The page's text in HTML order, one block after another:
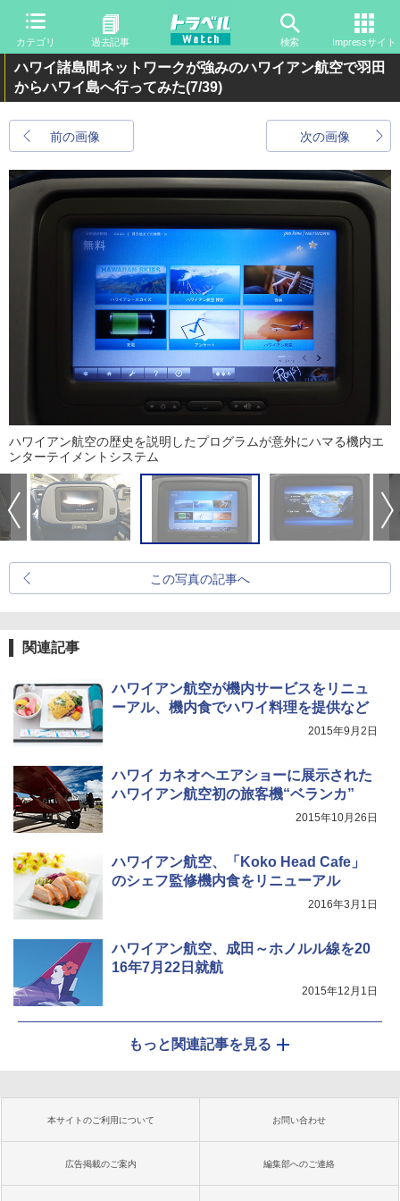
カテゴリ 過去記事 検索 Impressサイト
ハワイ諸島間ネットワークが強みのハワイアン航空で羽田
からハワイ島へ行ってみた(7/39)
前の画像 次の画像
ハワイアン航空の歴史を説明したプログラムが意外にハマる機内エ
ンターテイメントシステム
この写真の記事へ
関連記事
ハワイアン航空が機内サービスをリニュ
ーアル、機内食でハワイ料理を提供など
2015年9月2日
ハワイ カネオヘエアショーに展示された
ハワイアン航空初の旅客機“ベランカ”
2015年10月26日
ハワイアン航空、「Koko Head Cafe」
のシェフ監修機内食をリニューアル
2016年3月1日
ハワイアン航空、成田～ホノルル線を20
16年7月22日就航
2015年12月1日
もっと関連記事を見る
本サイトのご利用について お問い合わせ
広告掲載のご案内 編集部へのご連絡